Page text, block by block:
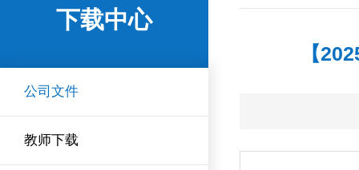
下载中心
公司文件
教师下载
【